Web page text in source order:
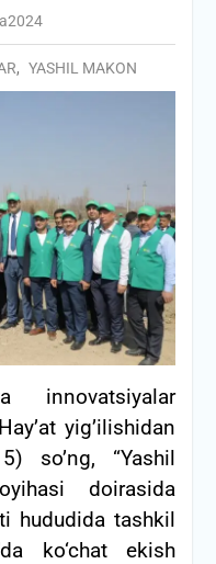
, YASHIL MAKON
yig’ilishidan
so’ng, “Yashil
doirasida
hududida tashkil
ko‘chat ekish